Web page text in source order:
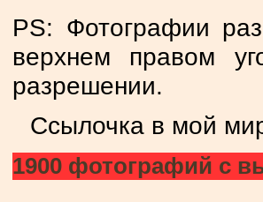
PS: Фотографии
верхнем правом
разрешении.
Ссылочка в мой
1900 фотографий с